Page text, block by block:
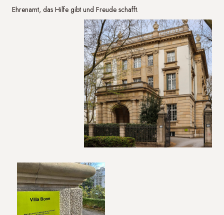
Ehrenamt, das Hilfe gibt und Freude schafft.